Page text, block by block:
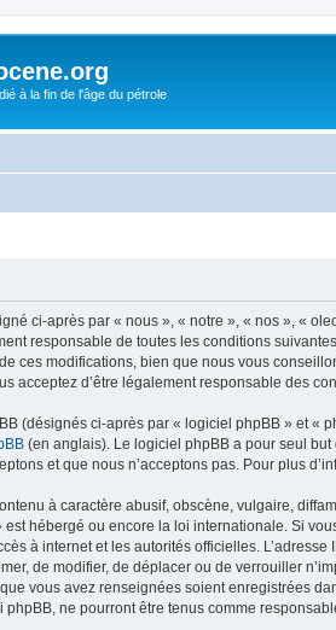
à la fin de l'âge du pétrole
ci-après par « nous », « notre », « nos », «
responsable de toutes les conditions
ces modifications, bien que nous vous
acceptez d’être légalement responsable des
(désignés ci-après par « logiciel phpBB » et «
(en anglais). Le logiciel phpBB a pour seul
et que nous n’acceptons pas. Pour plus
à caractère abusif, obscène, vulgaire,
hébergé ou encore la loi internationale. Si
à internet et les autorités officielles.
de modifier, de déplacer ou de verrouiller
vous avez renseignées soient enregistrées
ne pourront être tenus comme